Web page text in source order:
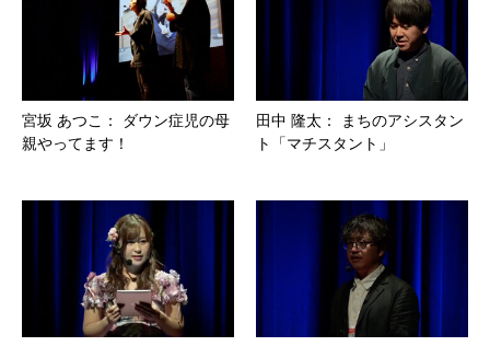
宮坂 あつこ： ダウン症児の母
親やってます！
田中 隆太： まちのアシスタン
ト「マチスタント」